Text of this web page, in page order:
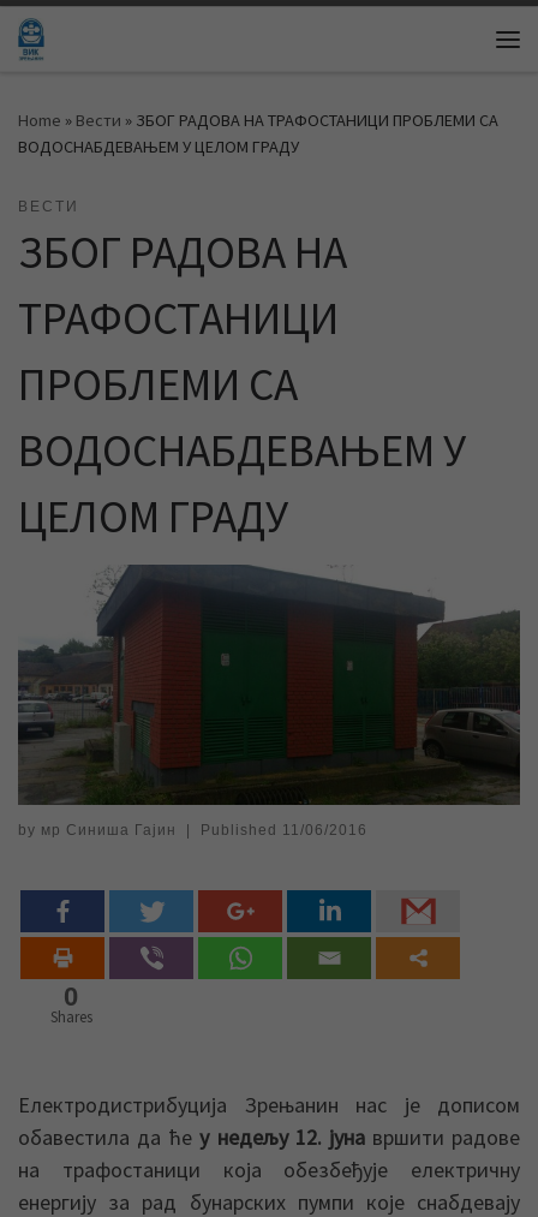
Skip to content
Home » Вести » ЗБОГ РАДОВА НА ТРАФОСТАНИЦИ ПРОБЛЕМИ СА
ВОДОСНАБДЕВАЊЕМ У ЦЕЛОМ ГРАДУ
ВЕСТИ
ЗБОГ РАДОВА НА
ТРАФОСТАНИЦИ
ПРОБЛЕМИ СА
ВОДОСНАБДЕВАЊЕМ У
ЦЕЛОМ ГРАДУ
by мр Синиша Гајин Published 11/06/2016
0
Shares
Електродистрибуција Зрењанин нас је дописом
обавестила да ћеу недељу 12. јунавршити радове
на трафостаници која обезбеђује електричну
енергију за рад бунарских пумпи које снабдевају